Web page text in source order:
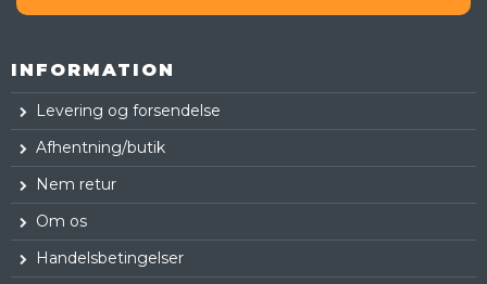
INFORMATION
Levering og forsendelse
Afhentning/butik
Nem retur
Om os
Handelsbetingelser